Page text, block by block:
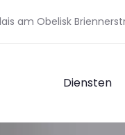
am Obelisk
Diensten